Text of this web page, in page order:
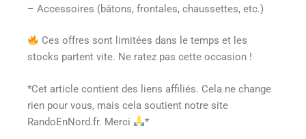
– Accessoires (bâtons, frontales, chaussettes, etc.)
Ces offres sont limitées dans le temps et les
stocks partent vite. Ne ratez pas cette occasion !
*Cet article contient des liens affiliés. Cela ne change
rien pour vous, mais cela soutient notre site
RandoEnNord.fr. Merci
*